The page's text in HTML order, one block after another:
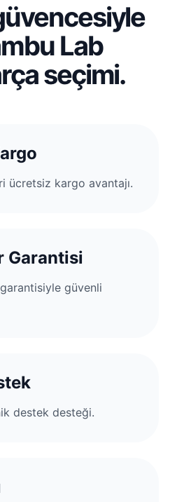
Lab
seçimi.
ücretsiz kargo avantajı.
Garantisi
güvenli
destek desteği.